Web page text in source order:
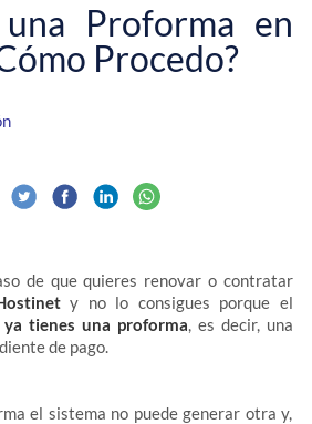
Proforma en
Procedo?
de que quieres renovar o contratar
y no lo consigues porque el
ya tienes una proforma, es decir, una
de pago.
el sistema no puede generar otra y,